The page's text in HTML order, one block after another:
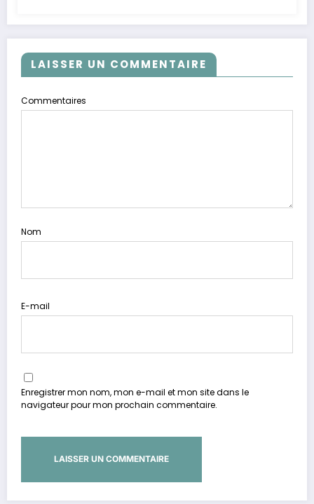
LAISSER UN COMMENTAIRE
Commentaires
Nom
E-mail
Enregistrer mon nom, mon e-mail et mon site dans le
navigateur pour mon prochain commentaire.